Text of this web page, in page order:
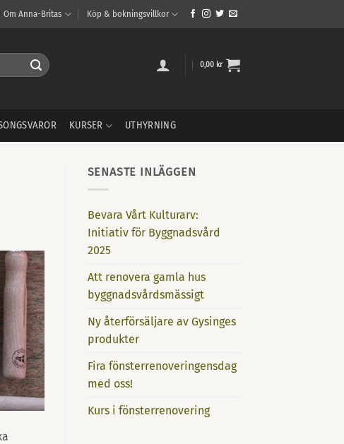
Om Anna-Britas Köp & bokningsvillkor
0,00 kr
KURSER UTHYRNING
SENASTE INLÄGGEN
Bevara Vårt Kulturarv:
Initiativ för Byggnadsvård
2025
Att renovera gamla hus
byggnadsvårdsmässigt
Ny återförsäljare av Gysinges
produkter
Fira fönsterrenoveringensdag
med oss!
Kurs i fönsterrenovering